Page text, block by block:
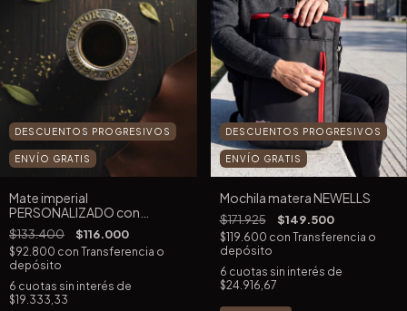
DESCUENTOS PROGRESIVOS
ENVÍO GRATIS
Mate imperial
PERSONALIZADO con
APLIQUES
$133.400 $116.000
$92.800 con Transferencia o
depósito
6 cuotas sin interés de
$19.333,33
DESCUENTOS PROGRESIVOS
ENVÍO GRATIS
Mochila matera NEWELLS
$171.925 $149.500
$119.600 con Transferencia o
depósito
6 cuotas sin interés de
$24.916,67